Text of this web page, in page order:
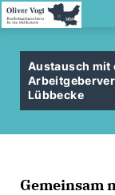
Austausch mit
Lübbecke
Gemeinsam